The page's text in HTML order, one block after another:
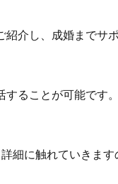
介し、成婚までサ
ることが可能です。
細に触れていきます